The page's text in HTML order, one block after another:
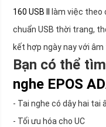
160 USB II
làm việc theo
chuẩn USB thời trang,
kết hợp ngày nay với
Bạn có thể
nghe EPOS
- Tai nghe có dây hai tai
- Tối ưu hóa cho UC